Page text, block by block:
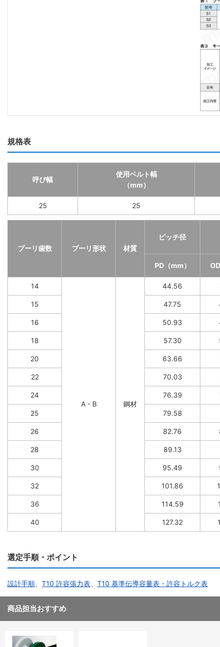
規格表
呼び幅
使用ベルト幅
（mm）
25 25
プーリ歯数 プーリ形状 材質
ピッチ径
PD（mm）
14
A・B 鋼材
44.56
15 47.75
16 50.93
18 57.30
20 63.66
22 70.03
24 76.39
25 79.58
26 82.76
28 89.13
30 95.49
32 101.86
36 114.59
40 127.32
選定手順・ポイント
設計手順、 T10 許容張力表、 T10 基準伝導容量表・許容トルク表
商品担当おすすめ